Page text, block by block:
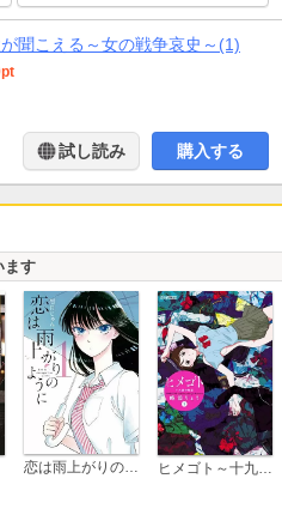
聞こえる～女の戦争哀史～(1)
試し読み 購入する
ます
恋は雨上がりのように